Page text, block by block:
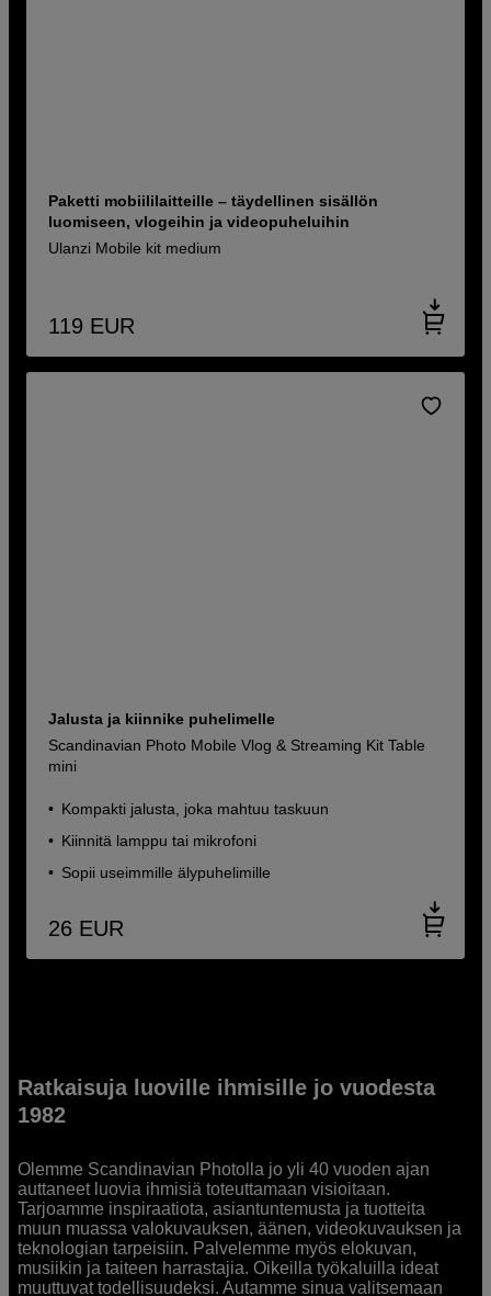
Paketti mobiililaitteille – täydellinen sisällön
luomiseen, vlogeihin ja videopuheluihin
Ulanzi Mobile kit medium
119 EUR
Jalusta ja kiinnike puhelimelle
Scandinavian Photo Mobile Vlog & Streaming Kit Table
mini
Kompakti jalusta, joka mahtuu taskuun
Kiinnitä lamppu tai mikrofoni
Sopii useimmille älypuhelimille
26 EUR
Ratkaisuja luoville ihmisille jo vuodesta
1982
Olemme Scandinavian Photolla jo yli 40 vuoden ajan
auttaneet luovia ihmisiä toteuttamaan visioitaan.
Tarjoamme inspiraatiota, asiantuntemusta ja tuotteita
muun muassa valokuvauksen, äänen, videokuvauksen ja
teknologian tarpeisiin. Palvelemme myös elokuvan,
musiikin ja taiteen harrastajia. Oikeilla työkaluilla ideat
muuttuvat todellisuudeksi. Autamme sinua valitsemaan